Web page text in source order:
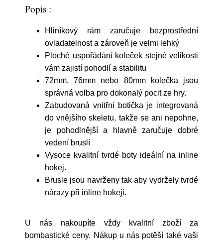
Popis :
Hliníkový rám zaručuje bezprostřední
ovladatelnost a zároveň je velmi lehký
Ploché uspořádání koleček stejné velikosti
vám zajistí pohodlí a stabilitu
72mm, 76mm nebo 80mm kolečka jsou
správná volba pro dokonalý pocit ze hry.
Zabudovaná vnitřní botička je integrovaná
do vnějšího skeletu, takže se ani nepohne,
je pohodlnější a hlavně zaručuje dobré
vedení bruslí
Vysoce kvalitní tvrdé boty ideální na inline
hokej.
Brusle jsou navrženy tak aby vydržely tvrdé
nárazy při inline hokeji.
U nás nakoupíte vždy kvalitní zboží za
bombastické ceny. Nákup u nás potěší také vaši